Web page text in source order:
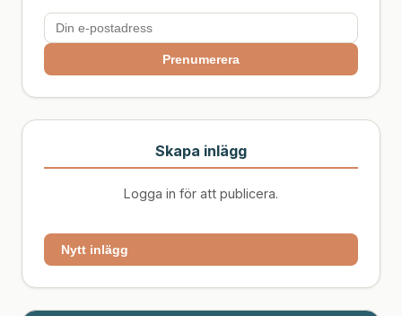
Prenumerera
Skapa inlägg
Logga in för att publicera.
Nytt inlägg